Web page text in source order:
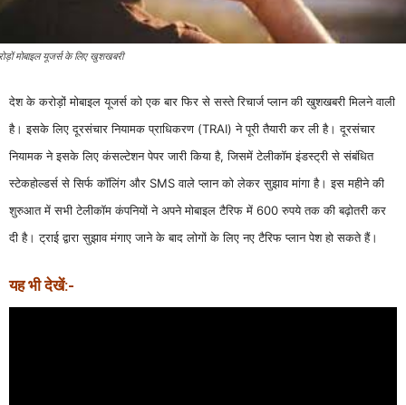
मोबाइल यूजर्स के लिए खुशखबरी
देश के करोड़ों मोबाइल यूजर्स को एक बार फिर से सस्ते रिचार्ज प्लान की खुशखबरी मिलने वाली
है। इसके लिए दूरसंचार नियामक प्राधिकरण (TRAI) ने पूरी तैयारी कर ली है। दूरसंचार
नियामक ने इसके लिए कंसल्टेशन पेपर जारी किया है, जिसमें टेलीकॉम इंडस्ट्री से संबंधित
स्टेकहोल्डर्स से सिर्फ कॉलिंग और SMS वाले प्लान को लेकर सुझाव मांगा है। इस महीने की
शुरुआत में सभी टेलीकॉम कंपनियों ने अपने मोबाइल टैरिफ में 600 रुपये तक की बढ़ोतरी कर
दी है। ट्राई द्वारा सुझाव मंगाए जाने के बाद लोगों के लिए नए टैरिफ प्लान पेश हो सकते हैं।
यह भी देखें:-